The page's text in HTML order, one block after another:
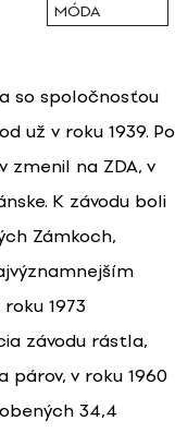
MÓDA
so spoločnosťou
už v roku 1939. Po
zmenil na ZDA, v
K závodu boli
Zámkoch,
1973
závodu rástla,
párov, v roku 1960
34,4